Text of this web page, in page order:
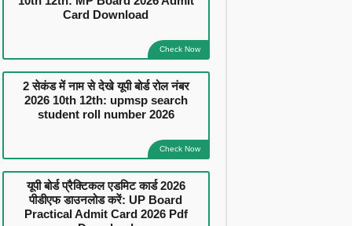
Card Download
Check Now
2 सेकंड में नाम से देखे यूपी बोर्ड रोल नंबर
2026 10th 12th: upmsp search
student roll number 2026
Check Now
यूपी बोर्ड प्रैक्टिकल एडमिट कार्ड 2026
पीडीएफ डाउनलोड करें: UP Board
Practical Admit Card 2026 Pdf